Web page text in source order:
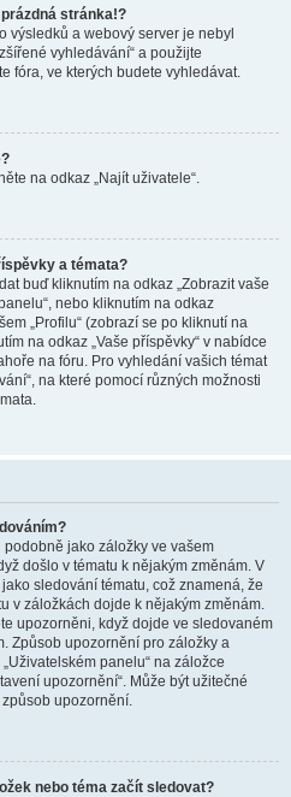
stránka!?
výsledků a webový server je nebyl
vyhledávání“ a použijte
fóra, ve kterých budete vyhledávat.
na odkaz „Najít uživatele“.
a témata?
buď kliknutím na odkaz „Zobrazit vaše
nebo kliknutím na odkaz
„Profilu“ (zobrazí se po kliknutí na
na odkaz „Vaše příspěvky“ v nabídce
na fóru. Pro vyhledání vašich témat
na které pomocí různých možnosti
jako záložky ve vašem
došlo v tématu k nějakým změnám. V
sledování tématu, což znamená, že
v záložkách dojde k nějakým změnám.
upozorněni, když dojde ve sledovaném
Způsob upozornění pro záložky a
panelu“ na záložce
upozornění“. Může být užitečné
upozornění.
nebo téma začít sledovat?